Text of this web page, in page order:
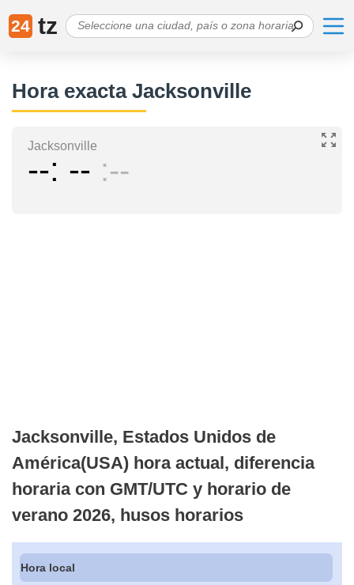
24 tz
Hora exacta Jacksonville
Jacksonville
-- -- --
Jacksonville, Estados Unidos de
América(USA) hora actual, diferencia
horaria con GMT/UTC y horario de
verano 2026, husos horarios
Hora local